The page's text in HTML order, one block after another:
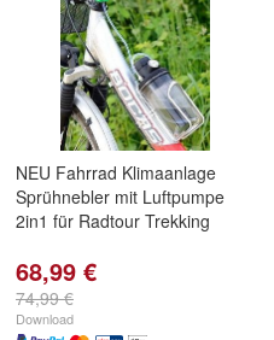
NEU Fahrrad Klimaanlage
Sprühnebler mit Luftpumpe
2in1 für Radtour Trekking
68,99 €
74,99 €
Download